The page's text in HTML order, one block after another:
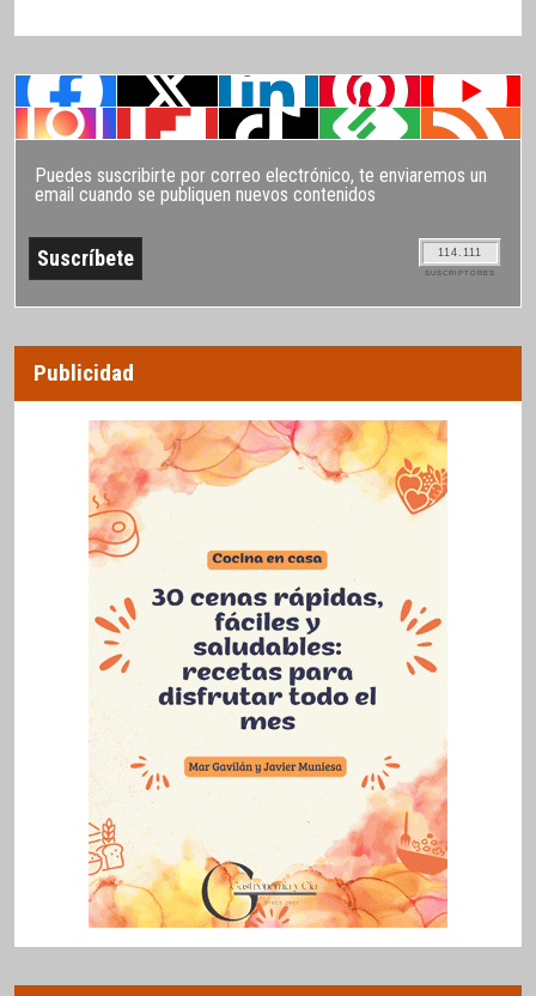
Puedes suscribirte por correo electrónico, te enviaremos un
email cuando se publiquen nuevos contenidos
114.111
SUSCRIPTORES
Publicidad